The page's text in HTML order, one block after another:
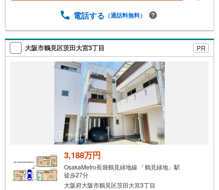
ナンシャルプランナーが資金計画をサポート！2.買い替え
行と繋がりがあるため、最も低金利になるように審査が可
能！4.物件のお引渡し後に必要になったお家のリフォーム
も弊社のリフォームプランナーがご提案！5.定期的にご連
絡を繋ぎ、有事の際に迅速にサポートいたします
電話する （通話料無料）
大阪市鶴見区茨田大宮3丁目 PR
3,188万円
OsakaMetro長堀鶴見緑地線 「鶴見緑地」駅
徒歩27分
大阪府大阪市鶴見区茨田大宮3丁目